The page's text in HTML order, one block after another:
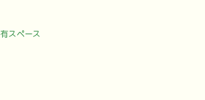
スペース